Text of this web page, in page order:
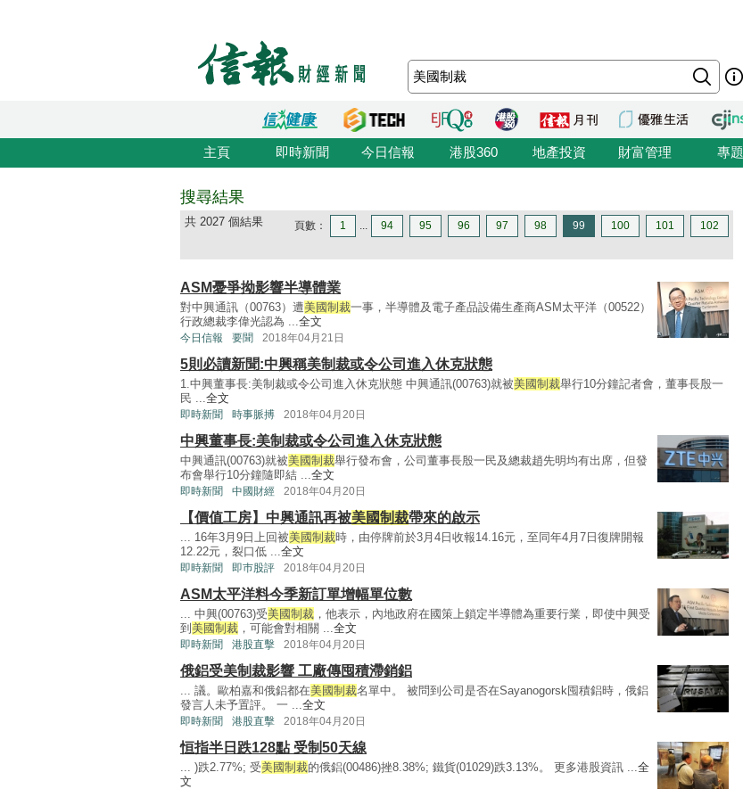
主頁 即時新聞 今日信報 港股360 地產投資 財富管理 專題
搜尋結果
共 2027 個結果 頁數： 1 ... 94 95 96 97 98 99 100 101 102
ASM憂爭拗影響半導體業
對中興通訊（00763）遭美國制裁一事，半導體及電子產品設備生產商ASM太平洋（00522）
行政總裁李偉光認為 ...全文
今日信報 要聞 2018年04月21日
5則必讀新聞:中興稱美制裁或令公司進入休克狀態
1.中興董事長:美制裁或令公司進入休克狀態 中興通訊(00763)就被美國制裁舉行10分鐘記者會，董事長殷一
民 ...全文
即時新聞 時事脈搏 2018年04月20日
中興董事長:美制裁或令公司進入休克狀態
中興通訊(00763)就被美國制裁舉行發布會，公司董事長殷一民及總裁趙先明均有出席，但發
布會舉行10分鐘隨即結 ...全文
即時新聞 中國財經 2018年04月20日
【價值工房】中興通訊再被美國制裁帶來的啟示
... 16年3月9日上回被美國制裁時，由停牌前於3月4日收報14.16元，至同年4月7日復牌開報
12.22元，裂口低 ...全文
即時新聞 即巿股評 2018年04月20日
ASM太平洋料今季新訂單增幅單位數
... 中興(00763)受美國制裁 ，他表示，內地政府在國策上鎖定半導體為重要行業，即使中興受
到 美國制裁 ，可能會對相關 ...全文
即時新聞 港股直擊 2018年04月20日
俄鋁受美制裁影響 工廠傳囤積滯銷鋁
... 議。歐柏嘉和俄鋁都在美國制裁名單中。 被問到公司是否在Sayanogorsk囤積鋁時，俄鋁
發言人未予置評。 一 ...全文
即時新聞 港股直擊 2018年04月20日
恒指半日跌128點 受制50天線
... )跌2.77%; 受美國制裁的俄鋁(00486)挫8.38%; 鐵貨(01029)跌3.13%。 更多港股資訊 ...全
文